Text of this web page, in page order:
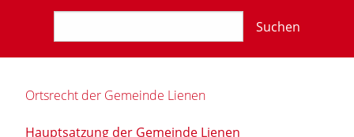
Suchen
Ortsrecht der Gemeinde Lienen
Hauptsatzung der Gemeinde Lienen